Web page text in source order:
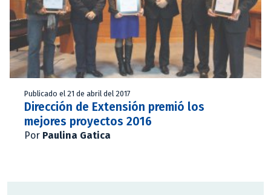
Publicado el 21 de abril del 2017
Dirección de Extensión premió los
mejores proyectos 2016
Por Paulina Gatica